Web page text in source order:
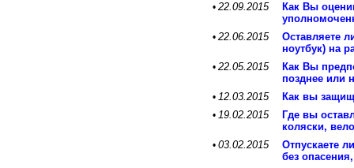
• 22.09.2015
Как Вы
• 22.06.2015
Оставляете
ноутбук) на
• 22.05.2015
Как Вы
позднее или
• 12.03.2015 Как вы
• 19.02.2015
Где вы
коляски,
• 03.02.2015
Отпускаете
без